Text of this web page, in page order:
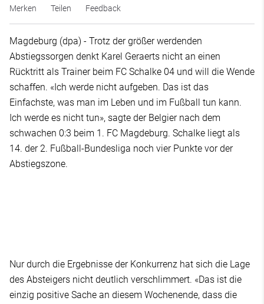
Merken Teilen Feedback
Magdeburg (dpa) - Trotz der größer werdenden
Abstiegssorgen denkt Karel Geraerts nicht an einen
Rücktritt als Trainer beim FC Schalke 04 und will die Wende
schaffen. «Ich werde nicht aufgeben. Das ist das
Einfachste, was man im Leben und im Fußball tun kann.
Ich werde es nicht tun», sagte der Belgier nach dem
schwachen 0:3 beim 1. FC Magdeburg. Schalke liegt als
14. der 2. Fußball-Bundesliga noch vier Punkte vor der
Abstiegszone.
Nur durch die Ergebnisse der Konkurrenz hat sich die Lage
des Absteigers nicht deutlich verschlimmert. «Das ist die
einzig positive Sache an diesem Wochenende, dass die